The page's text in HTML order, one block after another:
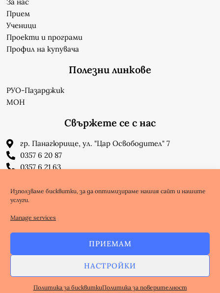
Използваме бисквитки, за да оптимизираме нашия сайт и нашите
услуги.
Manage services
ПРИЕМАМ
НАСТРОЙКИ
Политика за бисквиткиПолитика за поверителност
За нас
Прием
Ученици
Проекти и програми
Профил на купувача
Полезни линкове
РУО-Пазарджик
МОН
Свържете се с нас
гр. Панагюрище, ул. "Цар Освободител" 7
0357 6 20 87
0357 6 21 63
info-1302623@edu.mon.bg
Facebook
Youtube
Copyright @ nbnet.org
Политика за поверителност